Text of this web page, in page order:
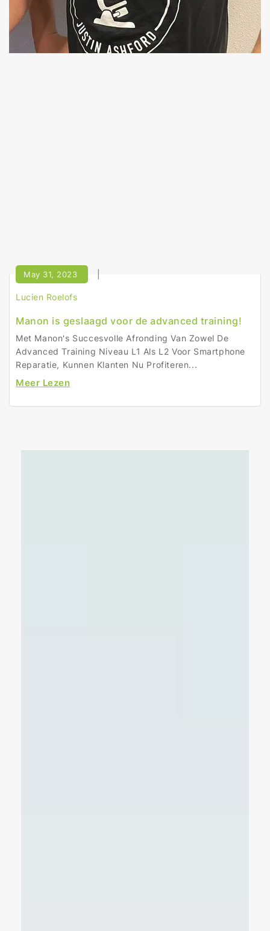
May 31, 2023
Lucien Roelofs
Manon is geslaagd voor de advanced training!
Met Manon's Succesvolle Afronding Van Zowel De
Advanced Training Niveau L1 Als L2 Voor Smartphone
Reparatie, Kunnen Klanten Nu Profiteren...
Meer Lezen